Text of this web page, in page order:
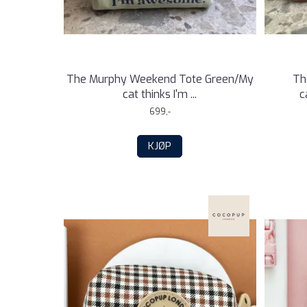
The Murphy Weekend Tote Green/My
cat thinks I'm ...
699,-
KJØP